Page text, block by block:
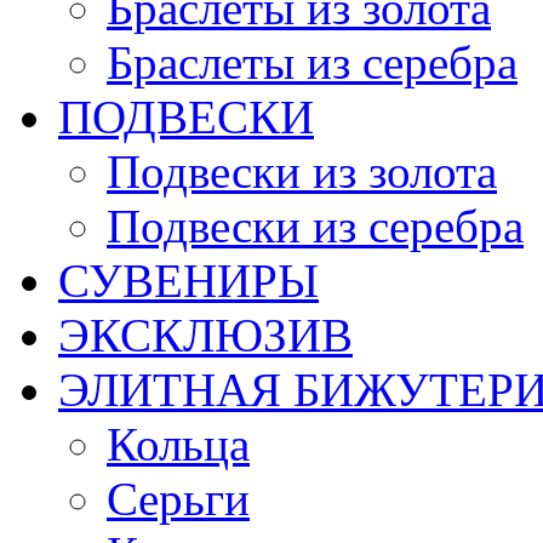
Браслеты из серебра
ПОДВЕСКИ
Подвески из золота
Подвески из серебра
СУВЕНИРЫ
ЭКСКЛЮЗИВ
ЭЛИТНАЯ
Кольца
Серьги